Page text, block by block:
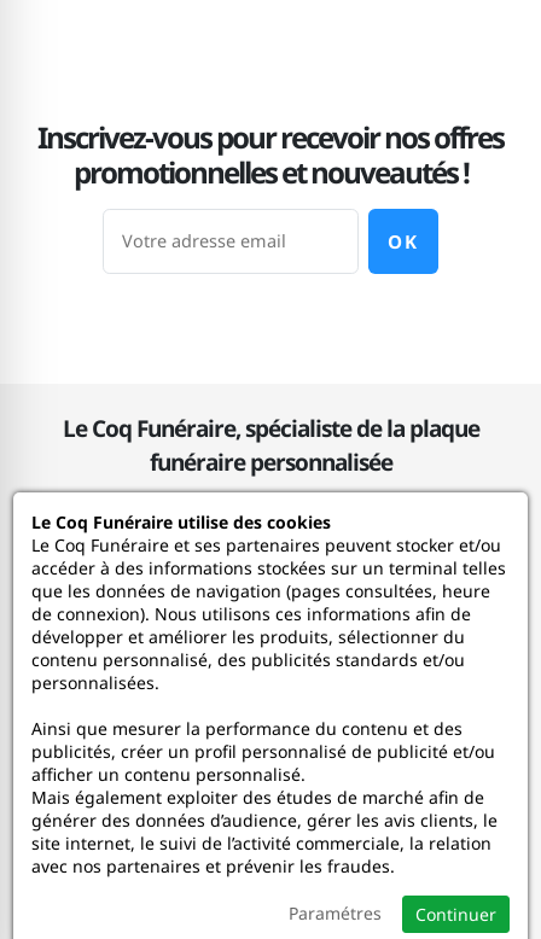
Inscrivez-vous pour recevoir nos offres
promotionnelles et nouveautés !
OK
Le Coq Funéraire, spécialiste de la plaque
funéraire personnalisée
Le Coq Funéraire
Nos services
Mon Compte
Aide
A propos
Le Coq Funéraire utilise des cookies
Le Coq Funéraire et ses partenaires peuvent stocker et/ou
accéder à des informations stockées sur un terminal telles
que les données de navigation (pages consultées, heure
de connexion). Nous utilisons ces informations afin de
développer et améliorer les produits, sélectionner du
contenu personnalisé, des publicités standards et/ou
personnalisées.
Ainsi que mesurer la performance du contenu et des
publicités, créer un profil personnalisé de publicité et/ou
afficher un contenu personnalisé.
Mais également exploiter des études de marché afin de
générer des données d’audience, gérer les avis clients, le
site internet, le suivi de l’activité commerciale, la relation
avec nos partenaires et prévenir les fraudes.
Continuer
Paramétres